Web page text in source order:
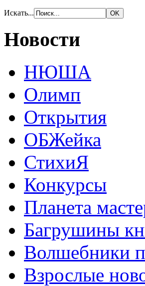
Искать...
Новости
НЮША
Олимп
Открытия
ОБЖейка
СтихиЯ
Конкурсы
Планета
Багрушины
Волшебники
Взрослые